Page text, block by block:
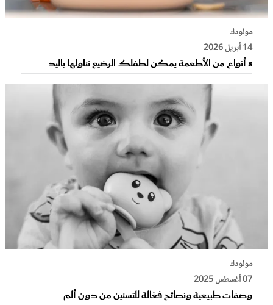
مولودك
14 أبريل 2026
8 أنواع من الأطعمة يمكن لطفلك الرضيع تناولها باليد
مولودك
07 أغسطس 2025
وصفات طبيعية ونصائح فعّالة للتسنين من دون ألم